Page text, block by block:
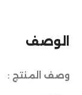
الوصف
وصف المنتج :